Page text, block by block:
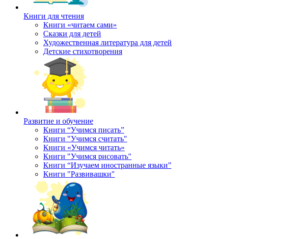
Книги для чтения
Книги «читаем сами»
Сказки для детей
Художественная литература для детей
Детские стихотворения
Развитие и обучение
Книги “Учимся писать”
Книги "Учимся считать"
Книги «Учимся читать»
Книги "Учимся рисовать"
Книги “Изучаем иностранные языки”
Книги "Развивашки"